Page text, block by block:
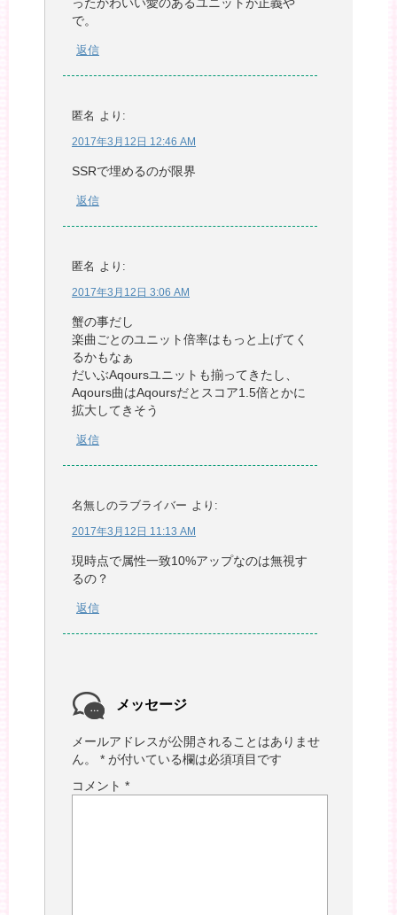
で。
返信
匿名 より:
2017年3月12日 12:46 AM
SSRで埋めるのが限界
返信
匿名 より:
2017年3月12日 3:06 AM
蟹の事だし
楽曲ごとのユニット倍率はもっと上げてく
るかもなぁ
だいぶAqoursユニットも揃ってきたし、
Aqours曲はAqoursだとスコア1.5倍とかに
拡大してきそう
返信
名無しのラブライバー より:
2017年3月12日 11:13 AM
現時点で属性一致10%アップなのは無視す
るの？
返信
メッセージ
メールアドレスが公開されることはありませ
ん。
* が付いている欄は必須項目です
コメント *